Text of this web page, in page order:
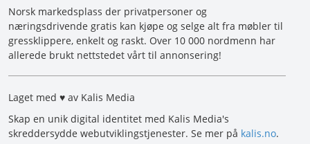
Norsk markedsplass der privatpersoner og
næringsdrivende gratis kan kjøpe og selge alt fra møbler til
gressklippere, enkelt og raskt. Over 10 000 nordmenn har
allerede brukt nettstedet vårt til annonsering!
Laget med ♥ av Kalis Media
Skap en unik digital identitet med Kalis Media's
skreddersydde webutviklingstjenester. Se mer på kalis.no.